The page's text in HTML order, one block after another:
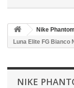
Nike
Luna Elite FG Bianco
NIKE